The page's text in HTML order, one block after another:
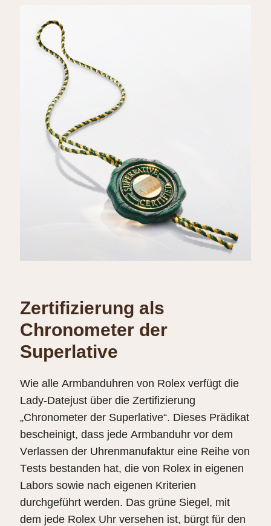
Zertifizierung als
Chronometer der
Superlative
Wie alle Armbanduhren von Rolex verfügt die
Lady‑Datejust über die Zertifizierung
„Chronometer der Superlative“. Dieses Prädikat
bescheinigt, dass jede Armbanduhr vor dem
Verlassen der Uhrenmanufaktur eine Reihe von
Tests bestanden hat, die von Rolex in eigenen
Labors sowie nach eigenen Kriterien
durchgeführt werden. Das grüne Siegel, mit
dem jede Rolex Uhr versehen ist, bürgt für den